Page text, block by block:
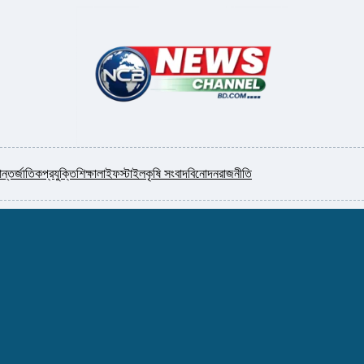
প্রযুক্তিশিক্ষালাইফস্টাইলকৃষি সংবাদবিনোদনরাজনীতি